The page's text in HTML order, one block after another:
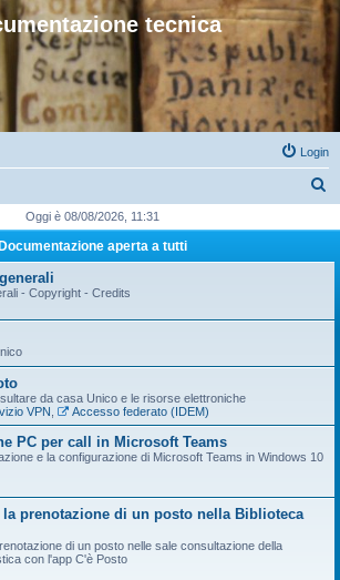
tecnica
Login
c
Oggi è 08/08/2026, 11:31
Documentazione aperta a tutti
- Copyright - Credits
da casa Unico e le risorse elettroniche
VPN Accesso federato (IDEM)
PC per call in Microsoft Teams
e la configurazione di Microsoft Teams in Windows 10
la prenotazione di un posto nella Biblioteca
di un posto nelle sale consultazione della
con l'app C'è Posto